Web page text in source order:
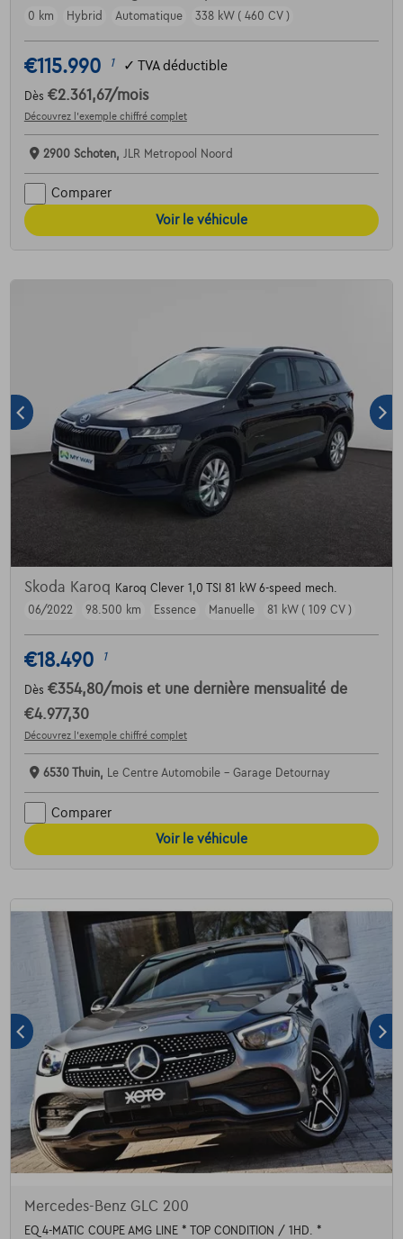
0 km
Hybrid Automatique 338 kW ( 460 CV )
€115.990 1 ✓ TVA déductible
Dès €2.361,67/mois
Découvrez l’exemple chiffré complet
2900 Schoten, JLR Metropool Noord
Comparer
Voir le véhicule
Skoda Karoq Karoq Clever 1,0 TSI 81 kW 6-speed mech.
06/2022
98.500 km Essence Manuelle 81 kW ( 109 CV )
€18.490 1
Dès €354,80/mois et une dernière mensualité de
€4.977,30
Découvrez l’exemple chiffré complet
6530 Thuin, Le Centre Automobile - Garage Detournay
Comparer
Voir le véhicule
Mercedes-Benz GLC 200
EQ 4-MATIC COUPE AMG LINE * TOP CONDITION / 1HD. *